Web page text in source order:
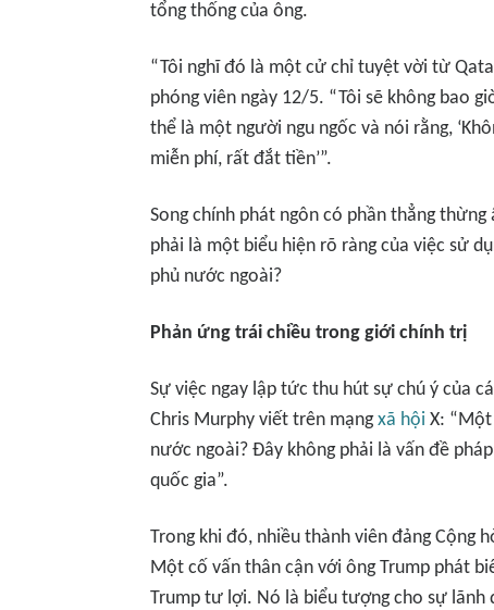
tổng thống của ông.
“Tôi nghĩ đó là một cử chỉ tuyệt vời từ
phóng viên ngày 12/5. “Tôi sẽ không bao
thể là một người ngu ngốc và nói rằng,
miễn phí, rất đắt tiền’”.
Song chính phát ngôn có phần thẳng
phải là một biểu hiện rõ ràng của việc sử
phủ nước ngoài?
Phản ứng trái chiều trong giới chính trị
Sự việc ngay lập tức thu hút sự chú ý của
Chris Murphy viết trên mạngxã hội X:
nước ngoài? Đây không phải là vấn đề
quốc gia”.
Trong khi đó, nhiều thành viên đảng Cộng
Một cố vấn thân cận với ông Trump phát
Trump tư lợi. Nó là biểu tượng cho sự lãnh